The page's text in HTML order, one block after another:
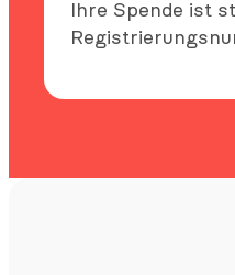
Ihre Spende ist